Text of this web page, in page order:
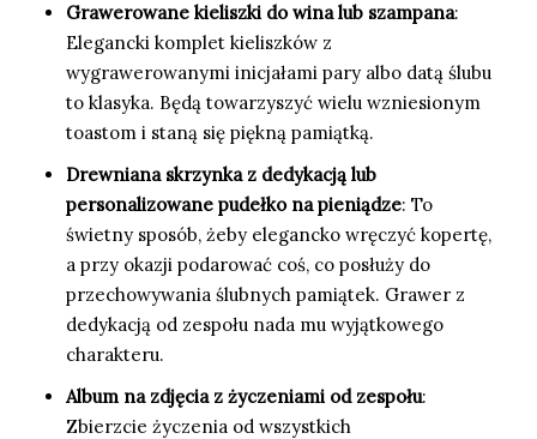
Grawerowane kieliszki do wina lub szampana:
Elegancki komplet kieliszków z
wygrawerowanymi inicjałami pary albo datą ślubu
to klasyka. Będą towarzyszyć wielu wzniesionym
toastom i staną się piękną pamiątką.
Drewniana skrzynka z dedykacją lub
personalizowane pudełko na pieniądze: To
świetny sposób, żeby elegancko wręczyć kopertę,
a przy okazji podarować coś, co posłuży do
przechowywania ślubnych pamiątek. Grawer z
dedykacją od zespołu nada mu wyjątkowego
charakteru.
Album na zdjęcia z życzeniami od zespołu:
Zbierzcie życzenia od wszystkich